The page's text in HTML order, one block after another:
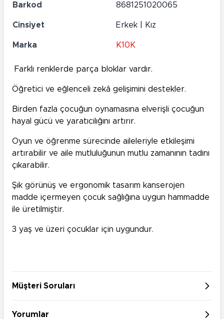
Barkod 8681251020065
Cinsiyet Erkek | Kız
Marka K10K
Farklı renklerde parça bloklar vardır.
Öğretici ve eğlenceli zekâ gelişimini destekler.
Birden fazla çocuğun oynamasına elverişli çocuğun
hayal gücü ve yaratıcılığını artırır.
Oyun ve öğrenme sürecinde aileleriyle etkileşimi
artırabilir ve aile mutluluğunun mutlu zamanının tadını
çıkarabilir.
Şık görünüş ve ergonomik tasarım kanserojen
madde içermeyen çocuk sağlığına uygun hammadde
ile üretilmiştir.
3 yaş ve üzeri çocuklar için uygundur.
Müşteri Soruları
Yorumlar